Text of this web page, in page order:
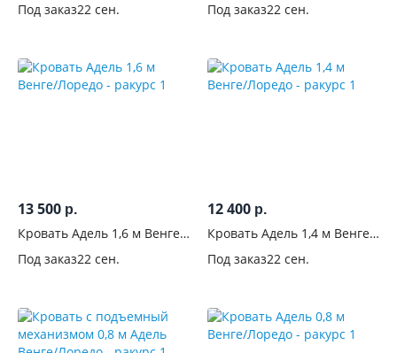
Под заказ22 сен.
Под заказ22 сен.
13 500 р.
Кровать Адель 1,6 м Венге/
Под заказ22 сен.
12 400 р.
Кровать Адель 1,4 м Венге/
Под заказ22 сен.